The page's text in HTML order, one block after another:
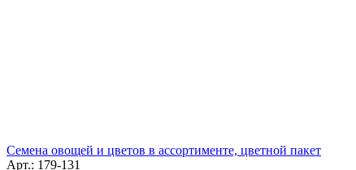
Семена овощей и цветов в ассортименте, цветной пакет
Арт.: 179-131